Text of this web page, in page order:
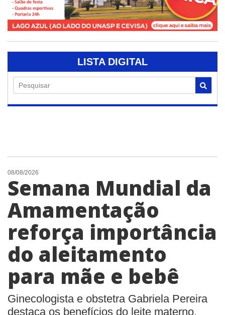
LISTA DIGITAL
Pesquisar
08/08/2026
Semana Mundial da
Amamentação
reforça importância
do aleitamento
para mãe e bebê
Ginecologista e obstetra Gabriela Pereira
destaca os benefícios do leite materno,